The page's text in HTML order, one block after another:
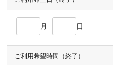
月 日
ご利用希望時間（終了）